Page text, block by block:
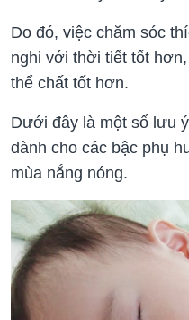
Do đó, việc chăm sóc
nghi với thời tiết tốt
thể chất tốt hơn.
Dưới đây là một số lưu
dành cho các bậc phụ
mùa nắng nóng.